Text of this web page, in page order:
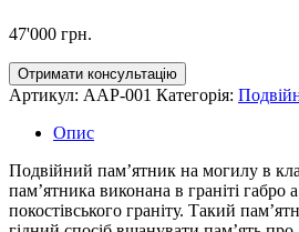
47'000 грн.
Отримати консультацію
Артикул: AAP-001 Категорія:
Опис
Подвійний пам’ятник на могилу в
пам’ятника виконана в граніті габро
покостівського граніту. Такий